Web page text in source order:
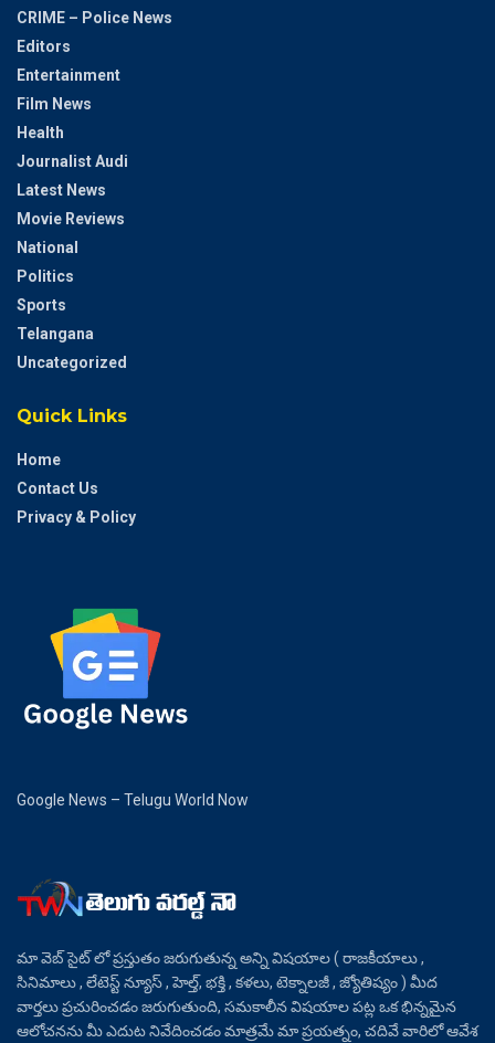
CRIME – Police News
Editors
Entertainment
Film News
Health
Journalist Audi
Latest News
Movie Reviews
National
Politics
Sports
Telangana
Uncategorized
Quick Links
Home
Contact Us
Privacy & Policy
Google News – Telugu World Now
మా వెబ్ సైట్ లో ప్రస్తుతం జరుగుతున్న అన్ని విషయాల ( రాజకీయాలు ,
సినిమాలు , లేటెస్ట్ న్యూస్ , హెల్త్, భక్తి , కళలు, టెక్నాలజీ , జ్యోతిష్యం ) మీద
వార్తలు ప్రచురించడం జరుగుతుంది, సమకాలీన విషయాల పట్ల ఒక భిన్నమైన
ఆలోచనను మీ ఎదుట నివేదించడం మాత్రమే మా ప్రయత్నం, చదివే వారిలో ఆవేశ